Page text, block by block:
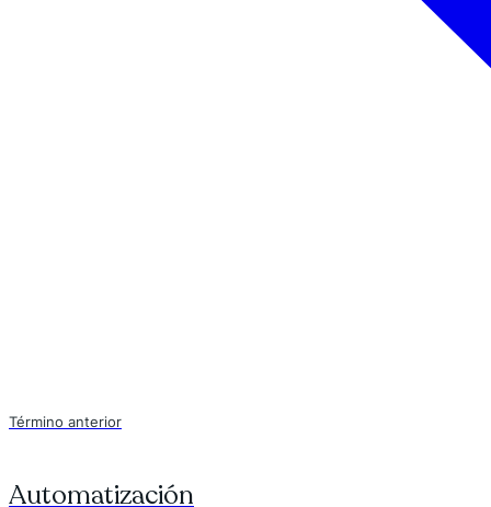
Término anterior
Automatización